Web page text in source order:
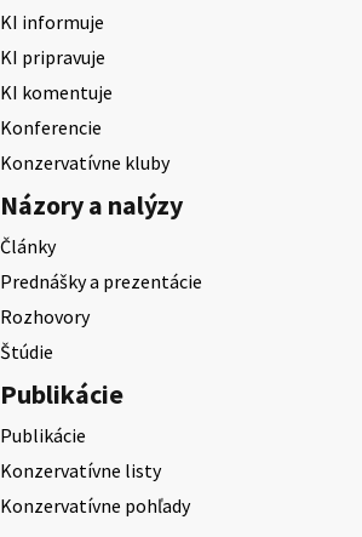
KI informuje
KI pripravuje
KI komentuje
Konferencie
Konzervatívne kluby
Názory a nalýzy
Články
Prednášky a prezentácie
Rozhovory
Štúdie
Publikácie
Publikácie
Konzervatívne listy
Konzervatívne pohľady